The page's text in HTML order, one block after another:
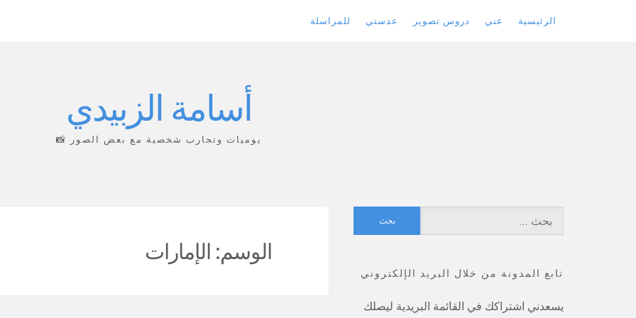
الرئيسية عني دروس تصوير عدستي للمراسلة
أسامة الزبيدي
يوميات وتجارب شخصية مع بعض الصور 📸
الوسم: الإمارات
البحث
عن:
تابع المدونة من خلال البريد الإلكتروني
يسعدني اشتراكك في القائمة البريدية ليصلك